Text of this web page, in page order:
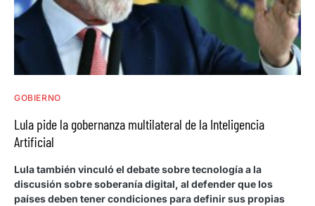
GOBIERNO
Lula pide la gobernanza multilateral de la Inteligencia
Artificial
Lula también vinculó el debate sobre tecnología a la
discusión sobre soberanía digital, al defender que los
países deben tener condiciones para definir sus propias